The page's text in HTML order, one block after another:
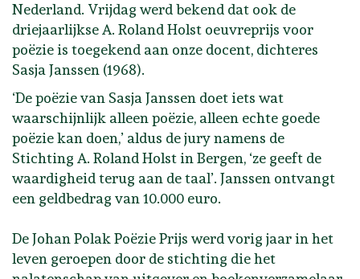
Nederland. Vrijdag werd bekend dat ook de
driejaarlijkse A. Roland Holst oeuvreprijs voor
poëzie is toegekend aan onze docent, dichteres
Sasja Janssen (1968).
‘De poëzie van Sasja Janssen doet iets wat
waarschijnlijk alleen poëzie, alleen echte goede
poëzie kan doen,’ aldus de jury namens de
Stichting A. Roland Holst in Bergen, ‘ze geeft de
waardigheid terug aan de taal’. Janssen ontvangt
een geldbedrag van 10.000 euro.
De Johan Polak Poëzie Prijs werd vorig jaar in het
leven geroepen door de stichting die het